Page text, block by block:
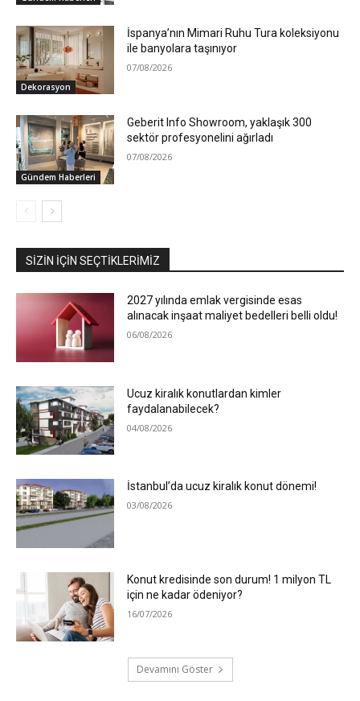
Dekorasyon
İspanya’nın Mimari Ruhu Tura koleksiyonu
ile banyolara taşınıyor
07/08/2026
Gündem Haberleri
Geberit Info Showroom, yaklaşık 300
sektör profesyonelini ağırladı
07/08/2026
SIZIN İÇIN SEÇTIKLERIMIZ
2027 yılında emlak vergisinde esas
alınacak inşaat maliyet bedelleri belli oldu!
06/08/2026
Ucuz kiralık konutlardan kimler
faydalanabilecek?
04/08/2026
İstanbul’da ucuz kiralık konut dönemi!
03/08/2026
Konut kredisinde son durum! 1 milyon TL
için ne kadar ödeniyor?
16/07/2026
Devamını Göster